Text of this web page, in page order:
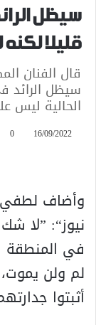
سيظل
قليلا
قال الفنان
سيظل الرائد
الحالية ليس
16/09/2022
0
وأضاف لطفي
نيوز“: ”لا
في المنطقة
لم ولن
أثبتوا